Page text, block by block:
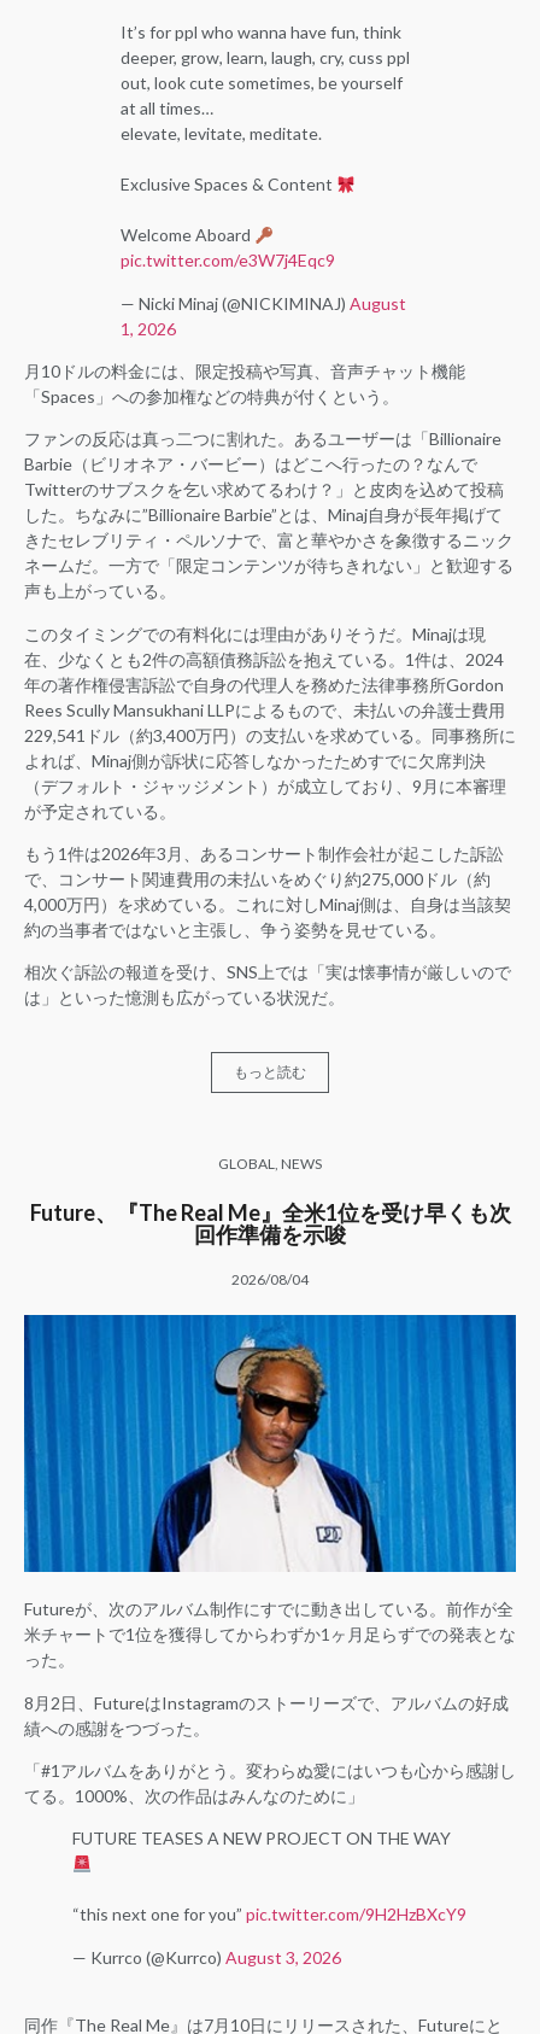
It’s for ppl who wanna have fun, think
deeper, grow, learn, laugh, cry, cuss ppl
out, look cute sometimes, be yourself
at all times…
elevate, levitate, meditate.
Exclusive Spaces & Content
Welcome Aboard
pic.twitter.com/e3W7j4Eqc9
— Nicki Minaj (@NICKIMINAJ) August
1, 2026
月10ドルの料金には、限定投稿や写真、音声チャット機能
「Spaces」への参加権などの特典が付くという。
ファンの反応は真っ二つに割れた。あるユーザーは「Billionaire
Barbie（ビリオネア・バービー）はどこへ行ったの？なんで
Twitterのサブスクを乞い求めてるわけ？」と皮肉を込めて投稿
した。ちなみに”Billionaire Barbie”とは、Minaj自身が長年掲げて
きたセレブリティ・ペルソナで、富と華やかさを象徴するニック
ネームだ。一方で「限定コンテンツが待ちきれない」と歓迎する
声も上がっている。
このタイミングでの有料化には理由がありそうだ。Minajは現
在、少なくとも2件の高額債務訴訟を抱えている。1件は、2024
年の著作権侵害訴訟で自身の代理人を務めた法律事務所Gordon
Rees Scully Mansukhani LLPによるもので、未払いの弁護士費用
229,541ドル（約3,400万円）の支払いを求めている。同事務所に
よれば、Minaj側が訴状に応答しなかったためすでに欠席判決
（デフォルト・ジャッジメント）が成立しており、9月に本審理
が予定されている。
もう1件は2026年3月、あるコンサート制作会社が起こした訴訟
で、コンサート関連費用の未払いをめぐり約275,000ドル（約
4,000万円）を求めている。これに対しMinaj側は、自身は当該契
約の当事者ではないと主張し、争う姿勢を見せている。
相次ぐ訴訟の報道を受け、SNS上では「実は懐事情が厳しいので
は」といった憶測も広がっている状況だ。
もっと読む
GLOBAL NEWS
Future、『The Real Me』全米1位を受け早くも次
回作準備を示唆
2026/08/04
Futureが、次のアルバム制作にすでに動き出している。前作が全
米チャートで1位を獲得してからわずか1ヶ月足らずでの発表とな
った。
8月2日、FutureはInstagramのストーリーズで、アルバムの好成
績への感謝をつづった。
「#1アルバムをありがとう。変わらぬ愛にはいつも心から感謝し
てる。1000%、次の作品はみんなのために」
FUTURE TEASES A NEW PROJECT ON THE WAY
“this next one for you” pic.twitter.com/9H2HzBXcY9
— Kurrco (@Kurrco) August 3, 2026
同作『The Real Me』は7月10日にリリースされた、Futureにと